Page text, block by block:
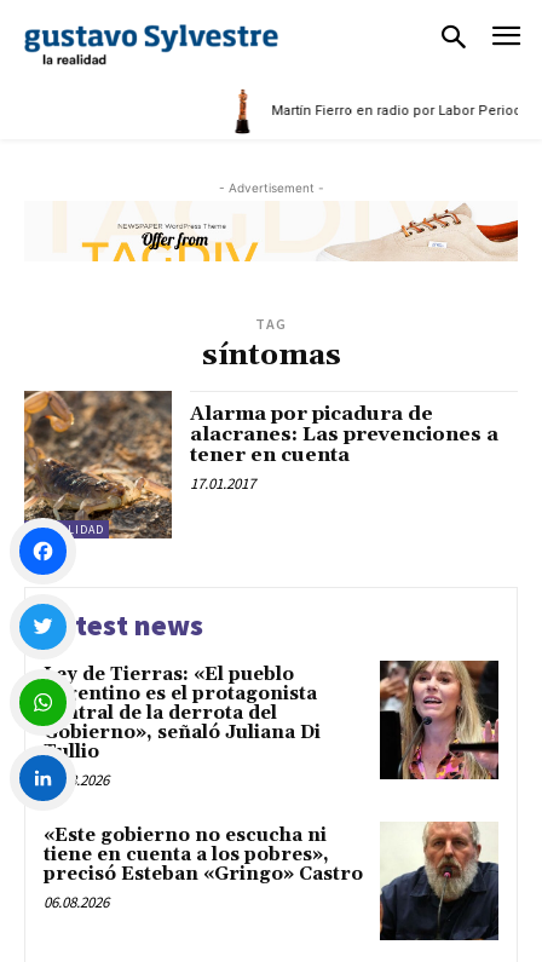
Martín Fierro en radio por Labor
- Advertisement -
TAG
síntomas
ACTUALIDAD
Alarma por picadura de
alacranes: Las prevenciones a
tener en cuenta
17.01.2017
Latest news
Ley de Tierras: «El pueblo
argentino es el protagonista
central de la derrota del
Gobierno», señaló Juliana Di
Tullio
06.08.2026
«Este gobierno no escucha ni
tiene en cuenta a los pobres»,
precisó Esteban «Gringo» Castro
06.08.2026
Facebook
Twitter
WhatsApp
LinkedIn